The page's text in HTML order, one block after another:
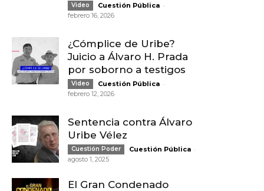
Video Cuestión Pública -
febrero 16, 2026
¿Cómplice de Uribe?
Juicio a Álvaro H. Prada
por soborno a testigos
Video Cuestión Pública -
febrero 12, 2026
Sentencia contra Álvaro
Uribe Vélez
Cuestión Poder Cuestión Pública -
agosto 1, 2025
El Gran Condenado